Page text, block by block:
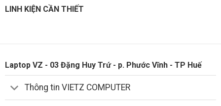
ai thường xuyên làm việc ban đêm.
LINH KIỆN CẦN THIẾT
Laptop VZ - 03 Đặng Huy Trứ - p. Phước Vĩnh - TP Huế
Thông tin VIETZ COMPUTER